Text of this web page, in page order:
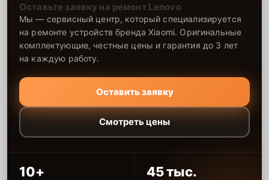
Оставьте заявку на ремонт Lenovo
Мы — сервисный центр, который специализируется
на ремонте устройств бренда Xiaomi. Оригинальные
комплектующие, честные цены и гарантия до 3 лет
на каждую работу.
Оставить заявку
Смотреть цены
10+ 45 тыс.